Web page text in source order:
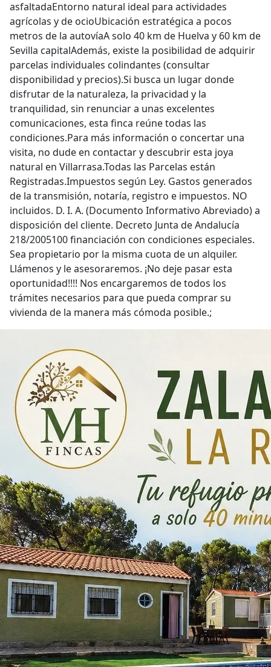
asfaltadaEntorno natural ideal para actividades
agrícolas y de ocioUbicación estratégica a pocos
metros de la autovíaA solo 40 km de Huelva y 60 km de
Sevilla capitalAdemás, existe la posibilidad de adquirir
parcelas individuales colindantes (consultar
disponibilidad y precios).Si busca un lugar donde
disfrutar de la naturaleza, la privacidad y la
tranquilidad, sin renunciar a unas excelentes
comunicaciones, esta finca reúne todas las
condiciones.Para más información o concertar una
visita, no dude en contactar y descubrir esta joya
natural en Villarrasa.Todas las Parcelas están
Registradas.Impuestos según Ley. Gastos generados
de la transmisión, notaría, registro e impuestos. NO
incluidos. D. I. A. (Documento Informativo Abreviado) a
disposición del cliente. Decreto Junta de Andalucía
218/2005100 financiación con condiciones especiales.
Sea propietario por la misma cuota de un alquiler.
Llámenos y le asesoraremos. ¡No deje pasar esta
oportunidad!!!! Nos encargaremos de todos los
trámites necesarios para que pueda comprar su
vivienda de la manera más cómoda posible.;